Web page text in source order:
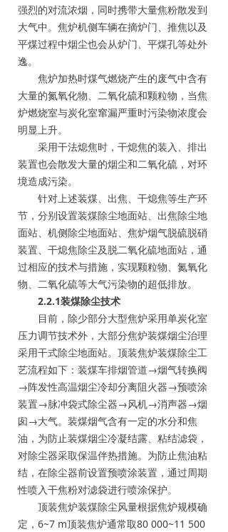
强烈的对流浓烟，同时携带大量焦粉散发到
大气中。焦炉机侧车辆在摘炉门、推焦以及
平煤过程中烟尘也会从炉门、平煤孔等处外
逸。
焦炉加热时煤气燃烧产生的废气中含有
大量的氮氧化物、二氧化硫和颗粒物，当焦
炉燃烧室与炭化室窜漏严重时污染物浓度会
明显上升。
采用干法熄焦时，干熄焦的装入、排出
装置也会散发大量的烟尘和二氧化硫，对环
境造成污染。
针对上述装煤、出焦、干熄焦等生产环
节，分别设置装煤除尘地面站、出焦除尘地
面站、机侧除尘地面站、焦炉烟气脱硫脱硝
装置、干熄焦除尘及脱二氧化硫地面站，通
过相应的技术与措施，实现颗粒物、氮氧化
物、二氧化硫等大气污染物的超低排放。
2.2.1装煤除尘技术
目前，除少部分大型焦炉采用单炭化室
压力调节技术外，大部分焦炉装煤烟尘治理
采用干式除尘地面站。顶装焦炉装煤除尘工
艺流程如下：装煤车排烟管道→烟气转换阀
→阵发性高温烟尘冷却分离阻火器→预喷涂
装置→脉冲袋式除尘器→风机→消声器→烟
囱→大气。装煤烟气含有一定的水分和焦
油，为防止装煤烟尘冷凝结露、粘结滤袋，
对除尘器采取保温伴热措施。为防止焦油粘
结，在除尘器前设置预喷涂装置，通过周期
性喷入干焦粉对滤袋进行喷涂保护。
顶装焦炉装煤除尘风量根据焦炉规模确
定，6~7 m顶装焦炉通常取80 000~11 500